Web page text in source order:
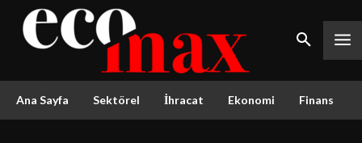
Ana Sayfa Sektörel İhracat Ekonomi Finans